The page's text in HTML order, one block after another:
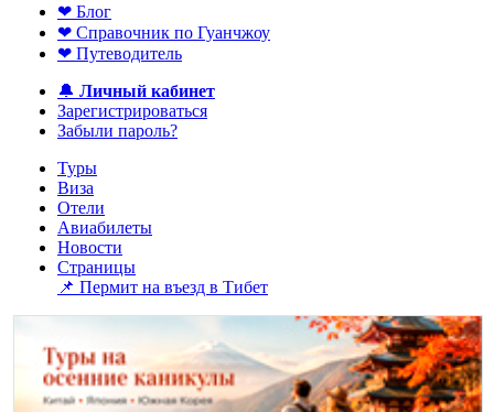
❤ Блог
❤ Справочник по Гуанчжоу
❤ Путеводитель
🔔 Личный кабинет
Зарегистрироваться
Забыли пароль?
Туры
Виза
Отели
Авиабилеты
Новости
Страницы
📌 Пермит на въезд в Тибет